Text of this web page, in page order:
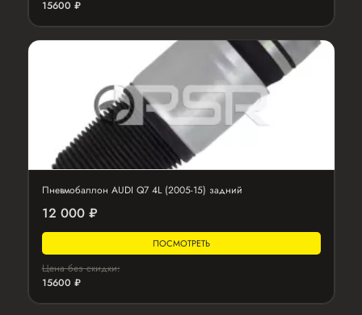
15600 ₽
Пневмобаллон AUDI Q7 4L (2005-15) задний
12 000 ₽
ПОСМОТРЕТЬ
Цена без скидки:
15600 ₽